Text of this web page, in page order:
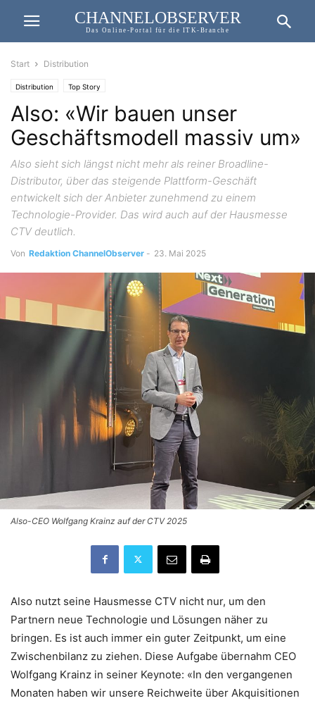
CHANNELOBSERVER
Das Online-Portal für die ITK-Branche
Start Distribution
Distribution Top Story
Also: «Wir bauen unser
Geschäftsmodell massiv um»
Also sieht sich längst nicht mehr als reiner Broadline-
Distributor, über das steigende Plattform-Geschäft
entwickelt sich der Anbieter zunehmend zu einem
Technologie-Provider. Das wird auch auf der Hausmesse
CTV deutlich.
Von Redaktion ChannelObserver - 23. Mai 2025
Also-CEO Wolfgang Krainz auf der CTV 2025
Also nutzt seine Hausmesse CTV nicht nur, um den
Partnern neue Technologie und Lösungen näher zu
bringen. Es ist auch immer ein guter Zeitpunkt, um eine
Zwischenbilanz zu ziehen. Diese Aufgabe übernahm CEO
Wolfgang Krainz in seiner Keynote: «In den vergangenen
Monaten haben wir unsere Reichweite über Akquisitionen